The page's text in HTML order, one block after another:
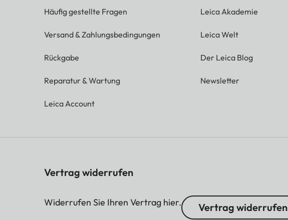
Häufig gestellte Fragen
Versand & Zahlungsbedingungen
Rückgabe
Reparatur & Wartung
Leica Account
Leica Akademie
Leica Welt
Der Leica Blog
Newsletter
Vertrag widerrufen
Widerrufen Sie Ihren Vertrag hier. Vertrag widerrufen